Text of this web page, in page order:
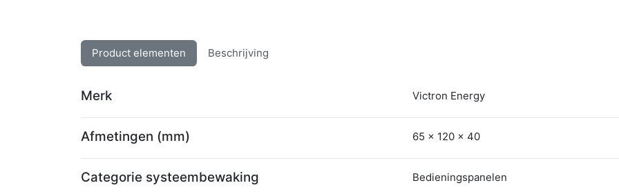
Product elementen Beschrijving
Merk Victron Energy
Afmetingen (mm) 65 x 120 x 40
Categorie systeembewaking Bedieningspanelen